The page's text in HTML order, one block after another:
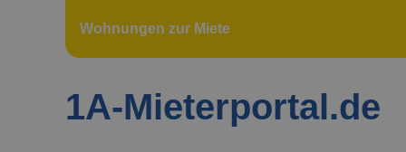
Wohnungen zur Miete
1A-Mieterportal.de